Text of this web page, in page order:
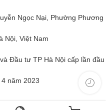
Ngọc Nại, Phường Phương
Nội, Việt Nam
Đầu tư TP Hà Nội cấp lần đầu
năm 2023